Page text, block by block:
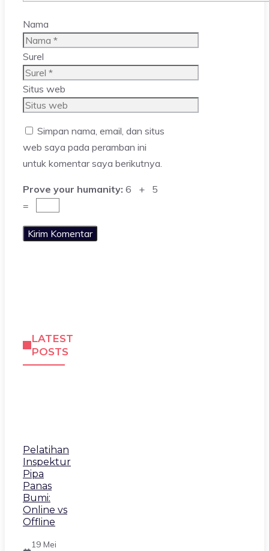
Nama
Surel
Situs web
Simpan nama, email, dan situs
web saya pada peramban ini
untuk komentar saya berikutnya.
Prove your humanity: 6 + 5
=
LATEST
POSTS
Pelatihan
Inspektur
Pipa
Panas
Bumi:
Online vs
Offline
19 Mei